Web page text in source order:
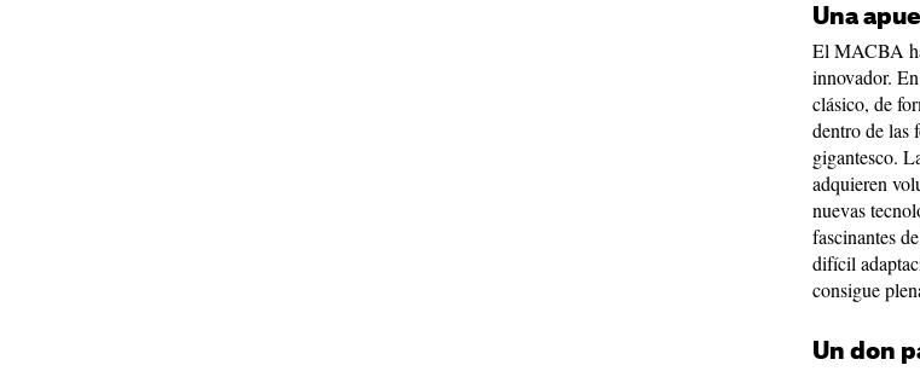
Una
El MACBA
innovador.
clásico, de
dentro de las
gigantesco.
adquieren
nuevas
fascinantes
difícil
consigue
Un don